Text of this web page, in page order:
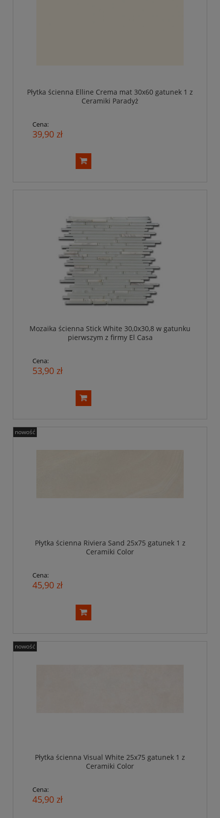
Płytka ścienna Elline Crema mat 30x60 gatunek 1 z
Ceramiki Paradyż
Cena:
39,90 zł
Mozaika ścienna Stick White 30,0x30,8 w gatunku
pierwszym z firmy El Casa
Cena:
53,90 zł
Płytka ścienna Riviera Sand 25x75 gatunek 1 z
Ceramiki Color
Cena:
45,90 zł
nowość
Płytka ścienna Visual White 25x75 gatunek 1 z
Ceramiki Color
Cena:
45,90 zł
nowość